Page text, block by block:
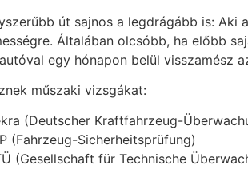
út sajnos a legdrágább is:
Általában olcsóbb, ha előbb
egy hónapon belül visszamész
műszaki vizsgákat:
(Deutscher Kraftfahrzeug-
(Fahrzeug-Sicherheitsprüfung)
(Gesellschaft für Technische